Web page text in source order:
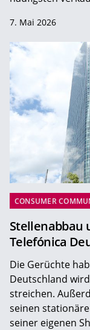
7. Mai 2026
CONSUMER
Stellenabbau
Telefónica
Die Gerüchte
Deutschland
streichen.
seinen
seiner eigenen